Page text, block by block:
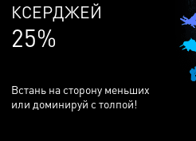
КСЕРДЖЕЙ
25%
Встань на сторону меньших
или доминируй с толпой!